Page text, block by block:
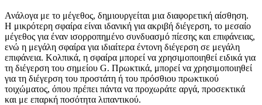
Ανάλογα με το μέγεθος, δημιουργείται μια διαφορετική αίσθηση.
Η μικρότερη σφαίρα είναι ιδανική για ακριβή διέγερση, το μεσαίο
μέγεθος για έναν ισορροπημένο συνδυασμό πίεσης και επιφάνειας,
ενώ η μεγάλη σφαίρα για ιδιαίτερα έντονη διέγερση σε μεγάλη
επιφάνεια. Κολπικά, η σφαίρα μπορεί να χρησιμοποιηθεί ειδικά για
τη διέγερση του σημείου G. Πρωκτικά, μπορεί να χρησιμοποιηθεί
για τη διέγερση του προστάτη ή του πρόσθιου πρωκτικού
τοιχώματος, όπου πρέπει πάντα να προχωράτε αργά, προσεκτικά
και με επαρκή ποσότητα λιπαντικού.